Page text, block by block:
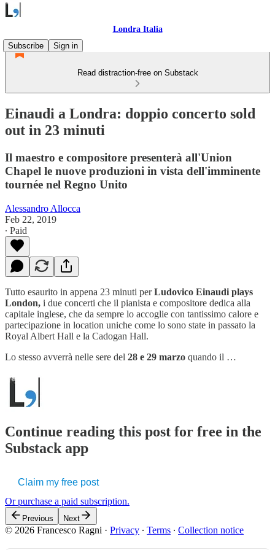
Londra Italia
Subscribe
Sign in
Read distraction-free on Substack
Einaudi a Londra: doppio concerto sold
out in 23 minuti
Il maestro e compositore presenterà all'Union
Chapel le nuove produzioni in vista dell'imminente
tournée nel Regno Unito
Alessandro Allocca
Feb 22, 2019
∙ Paid
Tutto esaurito in appena 23 minuti perLudovico Einaudi plays
London, i due concerti che il pianista e compositore dedica alla
capitale inglese, che da sempre lo accoglie con tantissimo calore e
partecipazione in location uniche come lo sono state in passato la
Royal Albert Hall e la Cadogan Hall.
Lo stesso avverrà nelle sere del 28 e 29 marzo quando il …
Continue reading this post for free in the
Substack app
Claim my free post
Or purchase a paid subscription.
Previous Next
© 2026 Francesco Ragni · Privacy ∙ Terms ∙ Collection notice